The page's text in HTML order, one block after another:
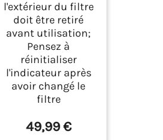
l'extérieur du filtre
doit être retiré
avant utilisation;
Pensez à
réinitialiser
l'indicateur après
avoir changé le
filtre
49,99 €